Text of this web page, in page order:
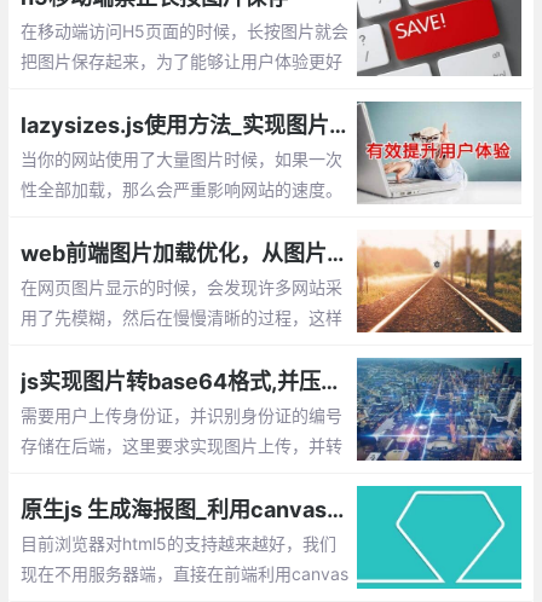
在移动端访问H5页面的时候，长按图片就会
把图片保存起来，为了能够让用户体验更好
那该如何实现呢？下面给出3种解决方案。
使用 pointer-events:none、全局属性、加
一层遮罩层
lazysizes.js使用方法_实现图片懒加载、延迟加载的js插件
当你的网站使用了大量图片时候，如果一次
性全部加载，那么会严重影响网站的速度。
题，它可以实现图片的延迟加载【懒加载】web前端图片加载优化，从图片模糊到清晰的实现过程
在网页图片显示的时候，会发现许多网站采
用了先模糊，然后在慢慢清晰的过程，这样
呐？默认加载2张图片，一张缩略图，一张
原图，当打开网页的时候默认只显示缩略图
js实现图片转base64格式,并压缩上传
需要用户上传身份证，并识别身份证的编号
存储在后端，这里要求实现图片上传，并转
身份证号码。由于很多用户用手机拍摄的照
片
原生js 生成海报图_利用canvas合成图片的实现方法
目前浏览器对html5的支持越来越好，我们
现在不用服务器端，直接在前端利用canvas